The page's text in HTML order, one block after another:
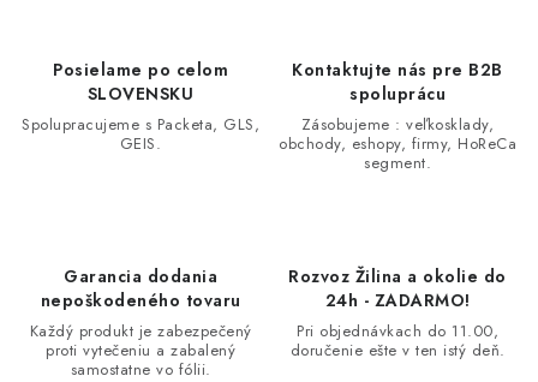
Posielame po celom
SLOVENSKU
Spolupracujeme s Packeta, GLS,
GEIS.
Kontaktujte nás pre B2B
spoluprácu
Zásobujeme : veľkosklady,
obchody, eshopy, firmy, HoReCa
segment.
Garancia dodania
nepoškodeného tovaru
Každý produkt je zabezpečený
proti vytečeniu a zabalený
samostatne vo fólii.
Rozvoz Žilina a okolie do
24h - ZADARMO!
Pri objednávkach do 11.00,
doručenie ešte v ten istý deň.